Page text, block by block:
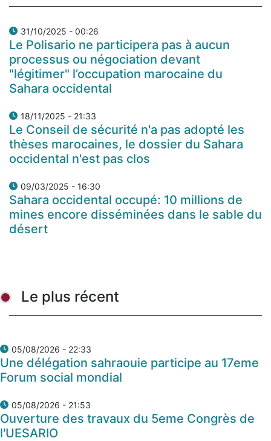
31/10/2025 - 00:26
Le Polisario ne participera pas à aucun
processus ou négociation devant
"légitimer" l’occupation marocaine du
Sahara occidental
18/11/2025 - 21:33
Le Conseil de sécurité n'a pas adopté les
thèses marocaines, le dossier du Sahara
occidental n'est pas clos
09/03/2025 - 16:30
Sahara occidental occupé: 10 millions de
mines encore disséminées dans le sable du
désert
Le plus récent
05/08/2026 - 22:33
Une délégation sahraouie participe au 17eme
Forum social mondial
05/08/2026 - 21:53
Ouverture des travaux du 5eme Congrès de
l'UESARIO